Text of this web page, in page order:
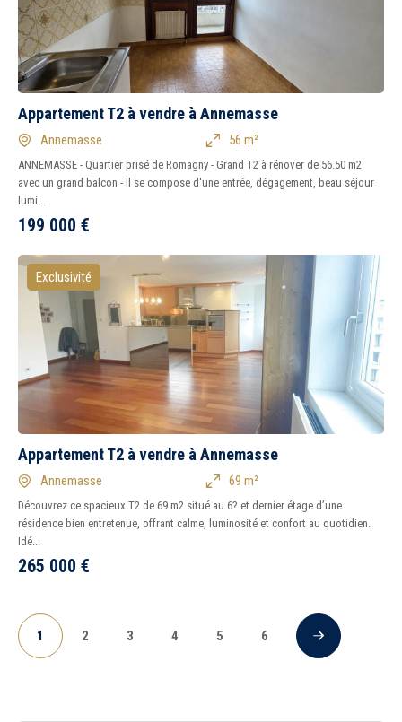
Appartement T2 à vendre à Annemasse
Annemasse 56 m²
ANNEMASSE - Quartier prisé de Romagny - Grand T2 à rénover de 56.50 m2
avec un grand balcon - Il se compose d'une entrée, dégagement, beau séjour
lumi...
199 000 €
Exclusivité
Appartement T2 à vendre à Annemasse
Annemasse 69 m²
Découvrez ce spacieux T2 de 69 m2 situé au 6? et dernier étage d’une
résidence bien entretenue, offrant calme, luminosité et confort au quotidien.
Idé...
265 000 €
1
(current)
2 3 4 5 6 Suivant